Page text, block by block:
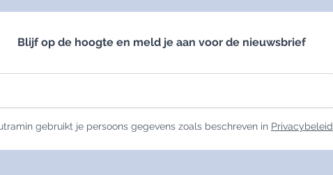
Blijf op de hoogte en meld je aan voor de nieuwsbrief
gebruikt je persoons gegevens zoals beschreven in Privacybeleid